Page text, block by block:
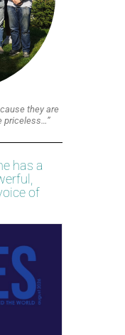
they are
priceless…”
has a
of